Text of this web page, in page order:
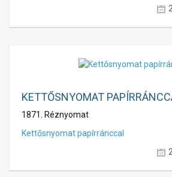
KETTŐSNYOMAT
1871. Réznyomat
Kettősnyomat papírránccal